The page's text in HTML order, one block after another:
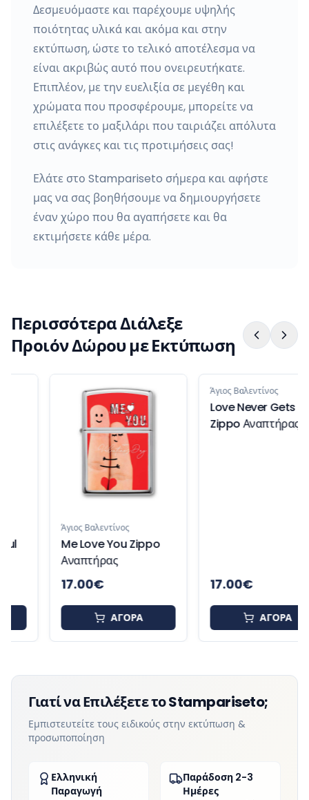
Δεσμευόμαστε και παρέχουμε υψηλής
ποιότητας υλικά και ακόμα και στην
εκτύπωση, ώστε το τελικό αποτέλεσμα να
είναι ακριβώς αυτό που ονειρευτήκατε.
Επιπλέον, με την ευελιξία σε μεγέθη και
χρώματα που προσφέρουμε, μπορείτε να
επιλέξετε το μαξιλάρι που ταιριάζει απόλυτα
στις ανάγκες και τις προτιμήσεις σας!
Ελάτε στο Stampariseto σήμερα και αφήστε
μας να σας βοηθήσουμε να δημιουργήσετε
έναν χώρο που θα αγαπήσετε και θα
εκτιμήσετε κάθε μέρα.
Περισσότερα Διάλεξε
Προιόν Δώρου με Εκτύπωση
Άγιος Βαλεντίνος
Me Love You Zippo
Αναπτήρας
€
ΑΓΟΡΑ
Άγιος Βαλεντίνος
Love Never Gets Old
Zippo Αναπτήρας
€
ΑΓΟΡΑ
Γιατί να Επιλέξετε το Stampariseto;
Εμπιστευτείτε τους ειδικούς στην εκτύπωση &
προσωποποίηση
Ελληνική
Παραγωγή
Παράδοση 2-3
Ημέρες